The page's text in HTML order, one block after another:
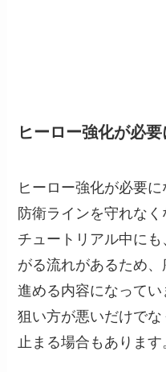
ヒーロー強化が必
ヒーロー強化が必要
防衛ラインを守れなく
チュートリアル中に
がる流れがあるため
進める内容になってい
狙い方が悪いだけで
止まる場合もあります